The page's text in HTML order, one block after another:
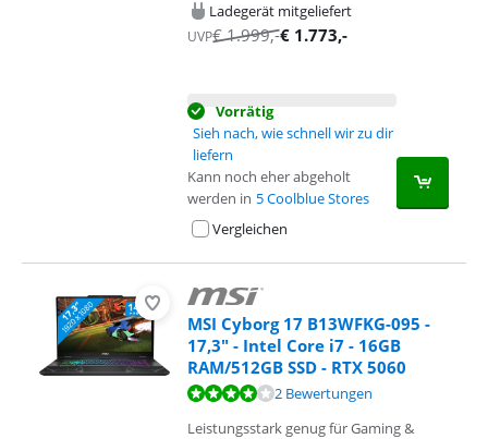
Ladegerät mitgeliefert
UVP€1.999,-€ 1.773,-
Vorrätig
Sieh nach, wie schnell wir zu dir
liefern
Kann noch eher abgeholt
werden in 5 Coolblue Stores
Vergleichen
MSI Cyborg 17 B13WFKG-095 -
17,3" - Intel Core i7 - 16GB
RAM/512GB SSD - RTX 5060
Bewertet mit 8,4 von 10, basierend auf 2 Bewertungen.
2 Bewertungen
Leistungsstark genug für Gaming &